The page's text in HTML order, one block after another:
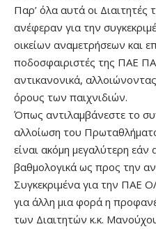
Παρ’ όλα αυτά οι
ανέφεραν για την
οικείων αναμετρήσεων και
ποδοσφαιριστές της ΠΑΕ
αντικανονικά,
όρους των παιχνιδιών.
Όπως αντιλαμβάνεστε το
αλλοίωση του
είναι ακόμη μεγαλύτερη εάν
βαθμολογικά ως προς την
Συγκεκριμένα για την ΠΑΕ
για άλλη μια φορά η
των Διαιτητών κ.κ.